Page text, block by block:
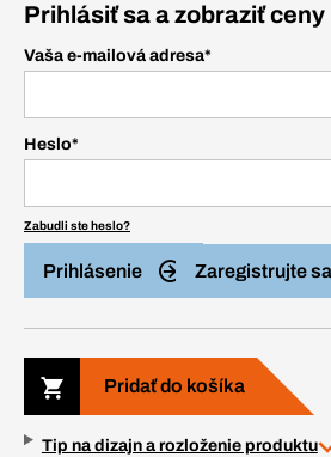
Prihlásiť sa a zobraziť ceny
Vaša e-mailová adresa*
Heslo*
Zabudli ste heslo?
Prihlásenie Zaregistrujte
Pridať do košíka
Tip na dizajn a rozloženie produktu